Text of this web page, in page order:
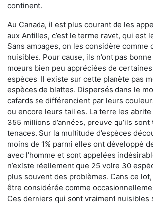
continent.
Au Canada, il est plus courant de les
aux Antilles, c’est le terme ravet, qui est
Sans ambages, on les considère comme
nuisibles. Pour cause, ils n’ont pas
mœurs bien peu appréciées de
espèces. Il existe sur cette planète pas
espèces de blattes. Dispersés dans le
cafards se différencient par leurs
ou encore leurs tailles. La terre les
355 millions d’années, preuve qu’ils
tenaces. Sur la multitude d’espèces
moins de 1% parmi elles ont développé
avec l’homme et sont appelées
n’existe réellement que 25 voire 30
plus souvent des problèmes. Dans ce
être considérée comme
Ces derniers qui sont vraiment nuisibles